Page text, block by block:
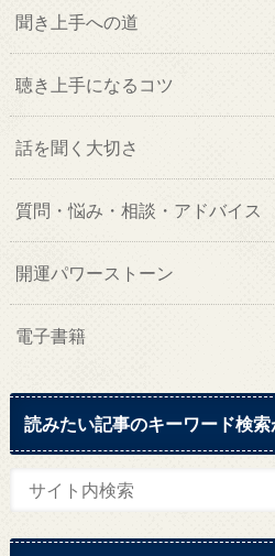
聞き上手への道
聴き上手になるコツ
話を聞く大切さ
質問・悩み・相談・アドバイス
開運パワーストーン
電子書籍
読みたい記事のキーワード検索